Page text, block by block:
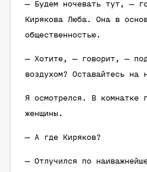
— Будем ночевать тут, —
Кирякова Люба. Она в
общественностью.
— Хотите, — говорит, —
воздухом? Оставайтесь на
Я осмотрелся. В комнатке
женщины.
— А где Киряков?
— Отлучился по